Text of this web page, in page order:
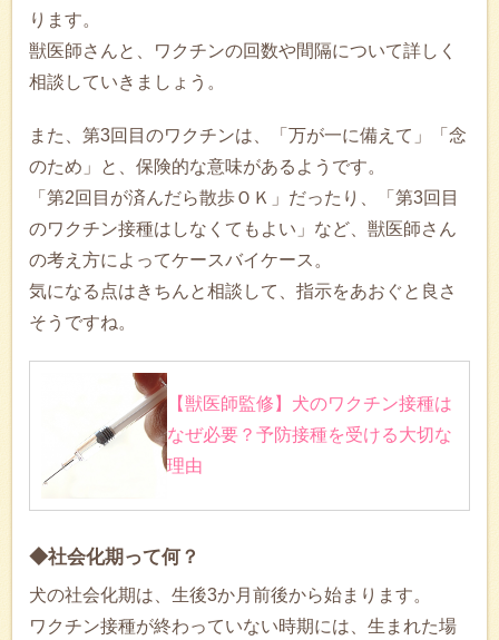
ります。
獣医師さんと、ワクチンの回数や間隔について詳しく
相談していきましょう。
また、第3回目のワクチンは、「万が一に備えて」「念
のため」と、保険的な意味があるようです。
「第2回目が済んだら散歩ＯＫ」だったり、「第3回目
のワクチン接種はしなくてもよい」など、獣医師さん
の考え方によってケースバイケース。
気になる点はきちんと相談して、指示をあおぐと良さ
そうですね。
【獣医師監修】犬のワクチン接種は
なぜ必要？予防接種を受ける大切な
理由
◆社会化期って何？
犬の社会化期は、生後3か月前後から始まります。
ワクチン接種が終わっていない時期には、生まれた場